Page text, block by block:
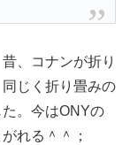
、コナンが折り
じく折り畳みの
。今はONYの
れる＾＾；